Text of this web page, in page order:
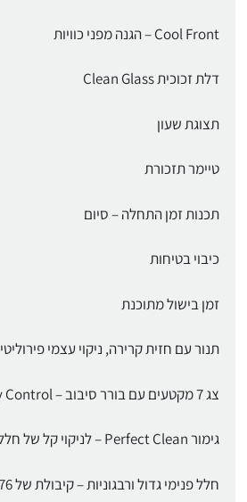
Cool Front – הגנה מפני כוויות
דלת זכוכית Clean Glass
תצוגת שעון
טיימר תזכורת
תכנות זמן התחלה – סיום
כיבוי בטיחות
זמן בישול מתוכנת
תנור עם חזית קרירה, ניקוי עצמי פירוליטי
צג 7 מקטעים עם בורר סיבוב – Easy Control
גימור Perfect Clean – לניקוי קל של חלל התנור
חלל פנימי גדול ורבגוניות – קיבולת של 76 ליטר